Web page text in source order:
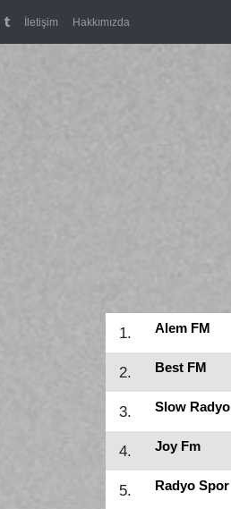
İletişim Hakkımızda
1. Alem FM
2. Best FM
3. Slow Radyo
4. Joy Fm
5. Radyo Spor